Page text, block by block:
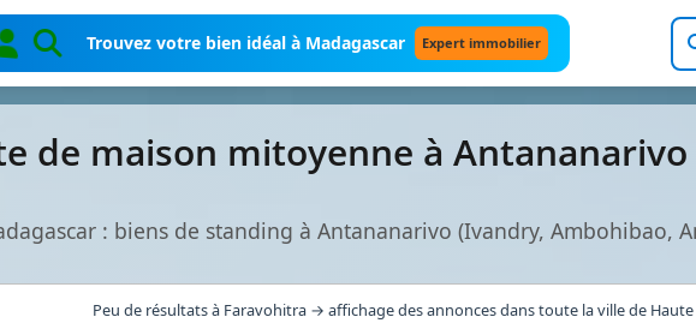
Trouvez votre bien idéal à Madagascar Expert immobilier
de maison mitoyenne à
: biens de standing à Antananarivo (Ivandry, Ambohibao,
Peu de résultats à Faravohitra → affichage des annonces dans toute la ville de Haute